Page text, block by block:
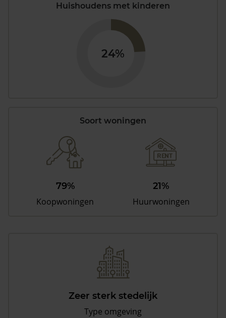
Huishoudens met kinderen
24%
Soort woningen
79%
Koopwoningen
21%
Huurwoningen
Zeer sterk stedelijk
Type omgeving